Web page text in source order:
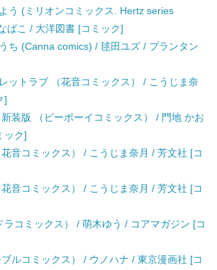
う (ミリオンコミックス. Hertz series
ばこ / 大洋図書 [コミック]
ち (Canna comics) / 毬田ユズ / プランタン
ットラブ （花音コミックス） / こうじま奈
]
装版 （ビーボーイコミックス） / 門地 かお
ック]
音コミックス） / こうじま奈月 / 芳文社 [コ
音コミックス） / こうじま奈月 / 芳文社 [コ
ラコミックス） / 萌木ゆう / コアマガジン [コ
ルコミックス） / ウノハナ / 東京漫画社 [コ